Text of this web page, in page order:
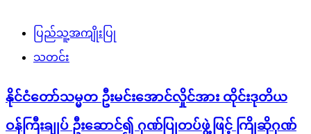
ပြည်သူ့အကျိုးပြု
သတင်း
နိုင်ငံတော်သမ္မတ ဦးမင်းအောင်လှိုင်အား ထိုင်းဒုတိယ
ဝန်ကြီးချုပ် ဦးဆောင်၍ ဂုဏ်ပြုတပ်ဖွဲ့ဖြင့် ကြိုဆိုဂုဏ်